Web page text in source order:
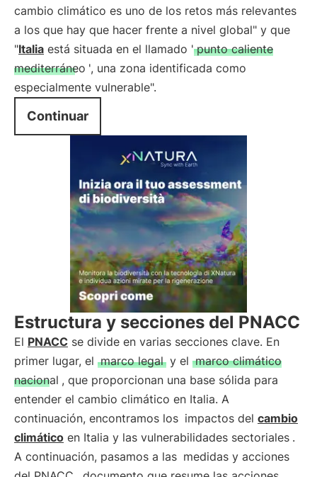
cambio climático es uno de los retos más relevantes
a los que hay que hacer frente a nivel global" y que
"Italia está situada en el llamado ' punto caliente
mediterráneo ', una zona identificada como
especialmente vulnerable".
Continuar
Estructura y secciones del PNACC
El PNACC se divide en varias secciones clave. En
primer lugar, el marco legal y el marco climático
nacional , que proporcionan una base sólida para
entender el cambio climático en Italia. A
continuación, encontramos los impactos del cambio
climático en Italia y las vulnerabilidades sectoriales .
A continuación, pasamos a las medidas y acciones